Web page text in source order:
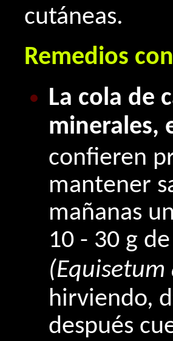
cutáneas.
Remedios
La cola de
minerales,
confieren
mantener
mañanas
10 - 30 g
(Equisetum
hirviendo,
después